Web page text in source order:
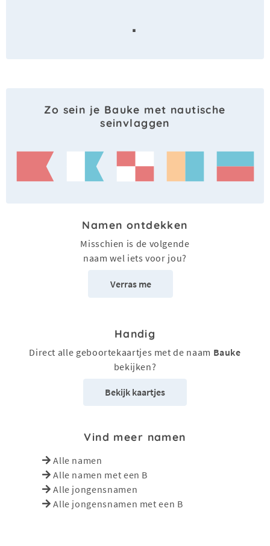
·
Zo sein je Bauke met nautische
seinvlaggen
Namen ontdekken
Misschien is de volgende
naam wel iets voor jou?
Verras me
Handig
Direct alle geboortekaartjes met de naam Bauke
bekijken?
Bekijk kaartjes
Vind meer namen
Alle namen
Alle namen met een B
Alle jongensnamen
Alle jongensnamen met een B